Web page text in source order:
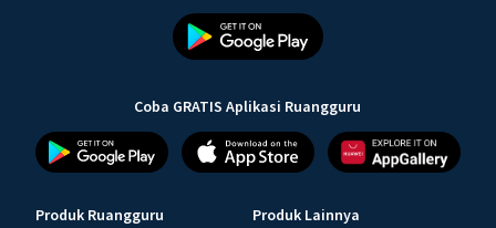
Coba GRATIS Aplikasi Ruangguru
Produk Ruangguru Produk Lainnya